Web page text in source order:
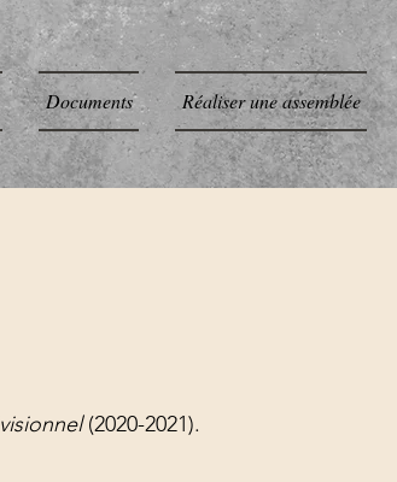
Documents Réaliser une assemblée
(2020-2021).